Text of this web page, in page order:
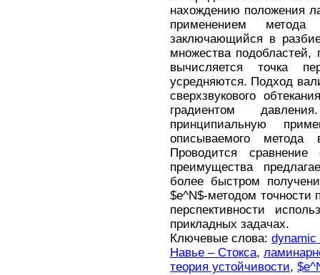
нахождению положения
применением
заключающийся в
множества
вычисляется точка
усредняются. Подход
сверхзвукового
градиентом
принципиальную
описываемого
Проводится
преимущества
более быстром
$e^N$-методом точности
перспективности
прикладных задачах.
Ключевые слова: dynamic
Навье – Стокса,
теория устойчивости,